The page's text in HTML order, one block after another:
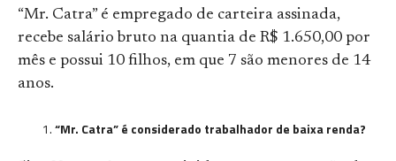
“Mr. Catra” é empregado de carteira assinada,
recebe salário bruto na quantia de R$ 1.650,00 por
mês e possui 10 filhos, em que 7 são menores de 14
anos.
“Mr. Catra” é considerado trabalhador de baixa renda?